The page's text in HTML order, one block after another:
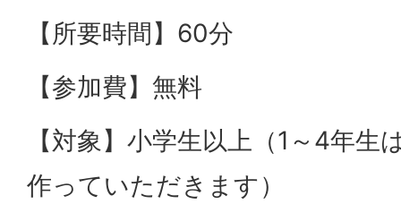
【所要時間】60分
【参加費】無料
【対象】小学生以上（1～4年生
作っていただきます）